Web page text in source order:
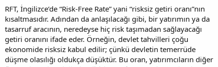
RFT, İngilizce’de “Risk-Free Rate” yani “risksiz getiri oranı”nın
kısaltmasıdır. Adından da anlaşılacağı gibi, bir yatırımın ya da
tasarruf aracının, neredeyse hiç risk taşımadan sağlayacağı
getiri oranını ifade eder. Örneğin, devlet tahvilleri çoğu
ekonomide risksiz kabul edilir; çünkü devletin temerrüde
düşme olasılığı oldukça düşüktür. Bu oran, yatırımcıların diğer